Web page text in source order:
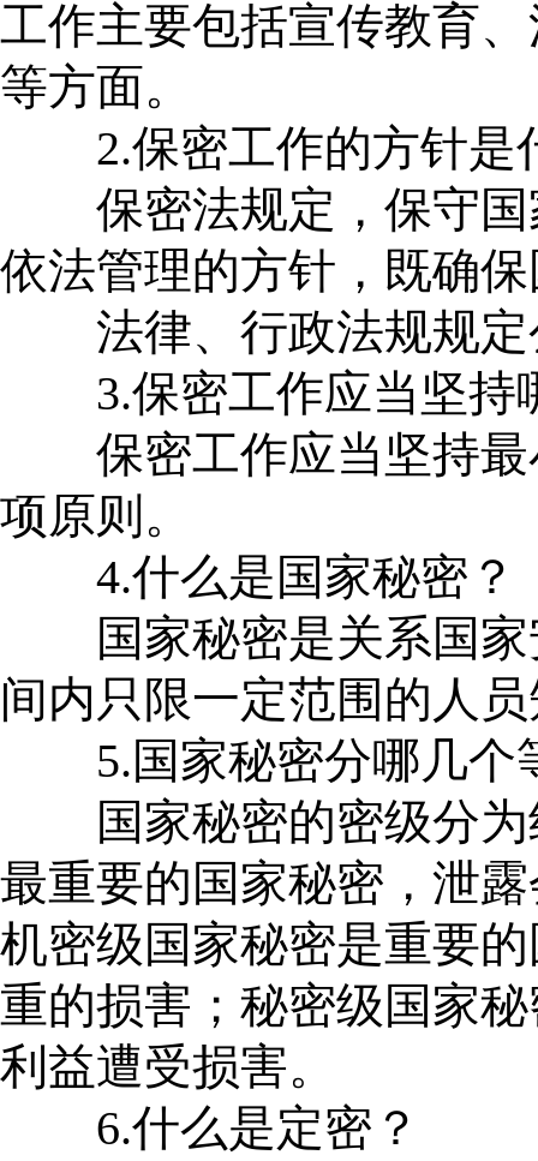
工作主要包括宣传教育
等方面。
2.保密工作的方针是
保密法规定，保守国
依法管理的方针，既确
法律、行政法规规定
3.保密工作应当坚持
保密工作应当坚持最
项原则。
4.什么是国家秘密？
国家秘密是关系国家
间内只限一定范围的人
5.国家秘密分哪几个
国家秘密的密级分为
最重要的国家秘密，泄
机密级国家秘密是重要
重的损害；秘密级国家
利益遭受损害。
6.什么是定密？